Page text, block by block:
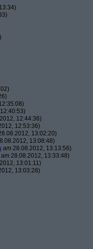
12:44:36)
12:53:36)
13:02:20)
13:08:48)
am 28.08.2012, 13:13:56)
am 28.08.2012, 13:33:48)
13:01:11)
13:03:28)